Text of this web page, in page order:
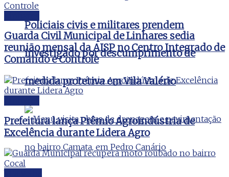
Policiais civis e militares prendem
investigado por descumprimento de
medida protetiva em Vila Valério
Guarda Civil Municipal de Linhares sedia
reunião mensal da AISP no Centro Integrado de
Comando e Controle
Prefeitura lança Prêmio Agroindústria de
Excelência durante Lidera Agro